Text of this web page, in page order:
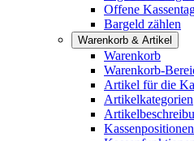
Offene
Bargeld zählen
Warenkorb & Artikel
Warenkorb
Warenkorb-
Artikel für die
Artikelkategorien